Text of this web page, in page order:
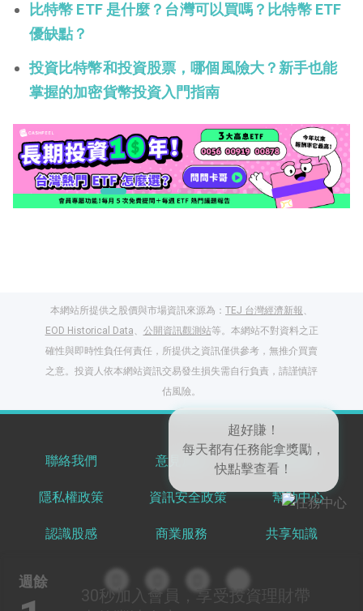
比特幣 ETF 是什麼？台灣可以買嗎？比特幣 ETF
優缺點？
投資比特幣和投資股票，哪個風險大？新手也能
掌握的加密貨幣投資入門指南
週餘
30秒加入會員，享受投資理財帶
本網站所提供之股價與市場資訊來源為： TEJ 台灣經濟新報、
EOD Historical Data、 公開資訊觀測站等。本網站不對資料之正
確性與即時性負任何責任，所提供之資訊僅供參考，無推介買賣
之意。投資人依本網站資訊交易發生損失需自行負責，請謹慎評
估風險。
聯絡我們 意見反饋 服務條款
隱私權政策 資訊安全政策 幫助中心
認識股感 商業服務 共享知識
超好賺！
快點擊查看！
登入股感會員，閱讀
任一文章
出國就缺這咖？股